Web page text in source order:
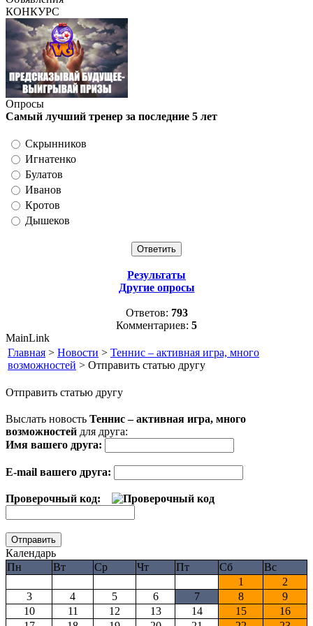
КОНКУРС
Опросы
Самый лучший тренер за последние 5 лет
Скрынников
Игнатенко
Булатов
Иванов
Кротов
Дышеков
Результаты
Другие опросы
Ответов: 793
Комментариев: 5
MainLink
Главная > Новости > Теннис – активная игра, много
возможностей > Отправить статью другу
Отправить статью другу
Выслать новость Теннис – активная игра, много
возможностей для друга:
Имя вашего друга:
E-mail вашего друга:
Проверочный код:
Календарь
Пн
Вт Ср Чт Пт Сб
Вс
1
2
3
4 5 6 7 8
9
10
11 12 13 14 15
16